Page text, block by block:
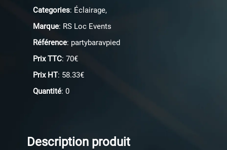
Categories: Éclairage,
Marque: RS Loc Events
Référence: partybaravpied
Prix TTC: 70€
Prix HT: 58.33€
Quantité: 0
Description produit